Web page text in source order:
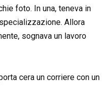
foto. In una, teneva in
Allora
sognava un lavoro
cera un corriere con un